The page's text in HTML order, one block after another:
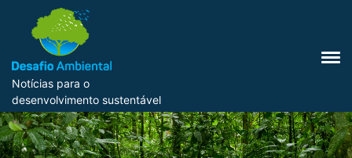
Notícias para o
desenvolvimento sustentável